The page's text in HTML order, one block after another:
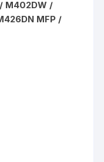
M402DW /
MFP /